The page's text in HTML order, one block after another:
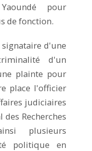
pour
de fonction.
d'une
d'un
plainte pour
place l'officier
judiciaires
des Recherches
plusieurs
politique en